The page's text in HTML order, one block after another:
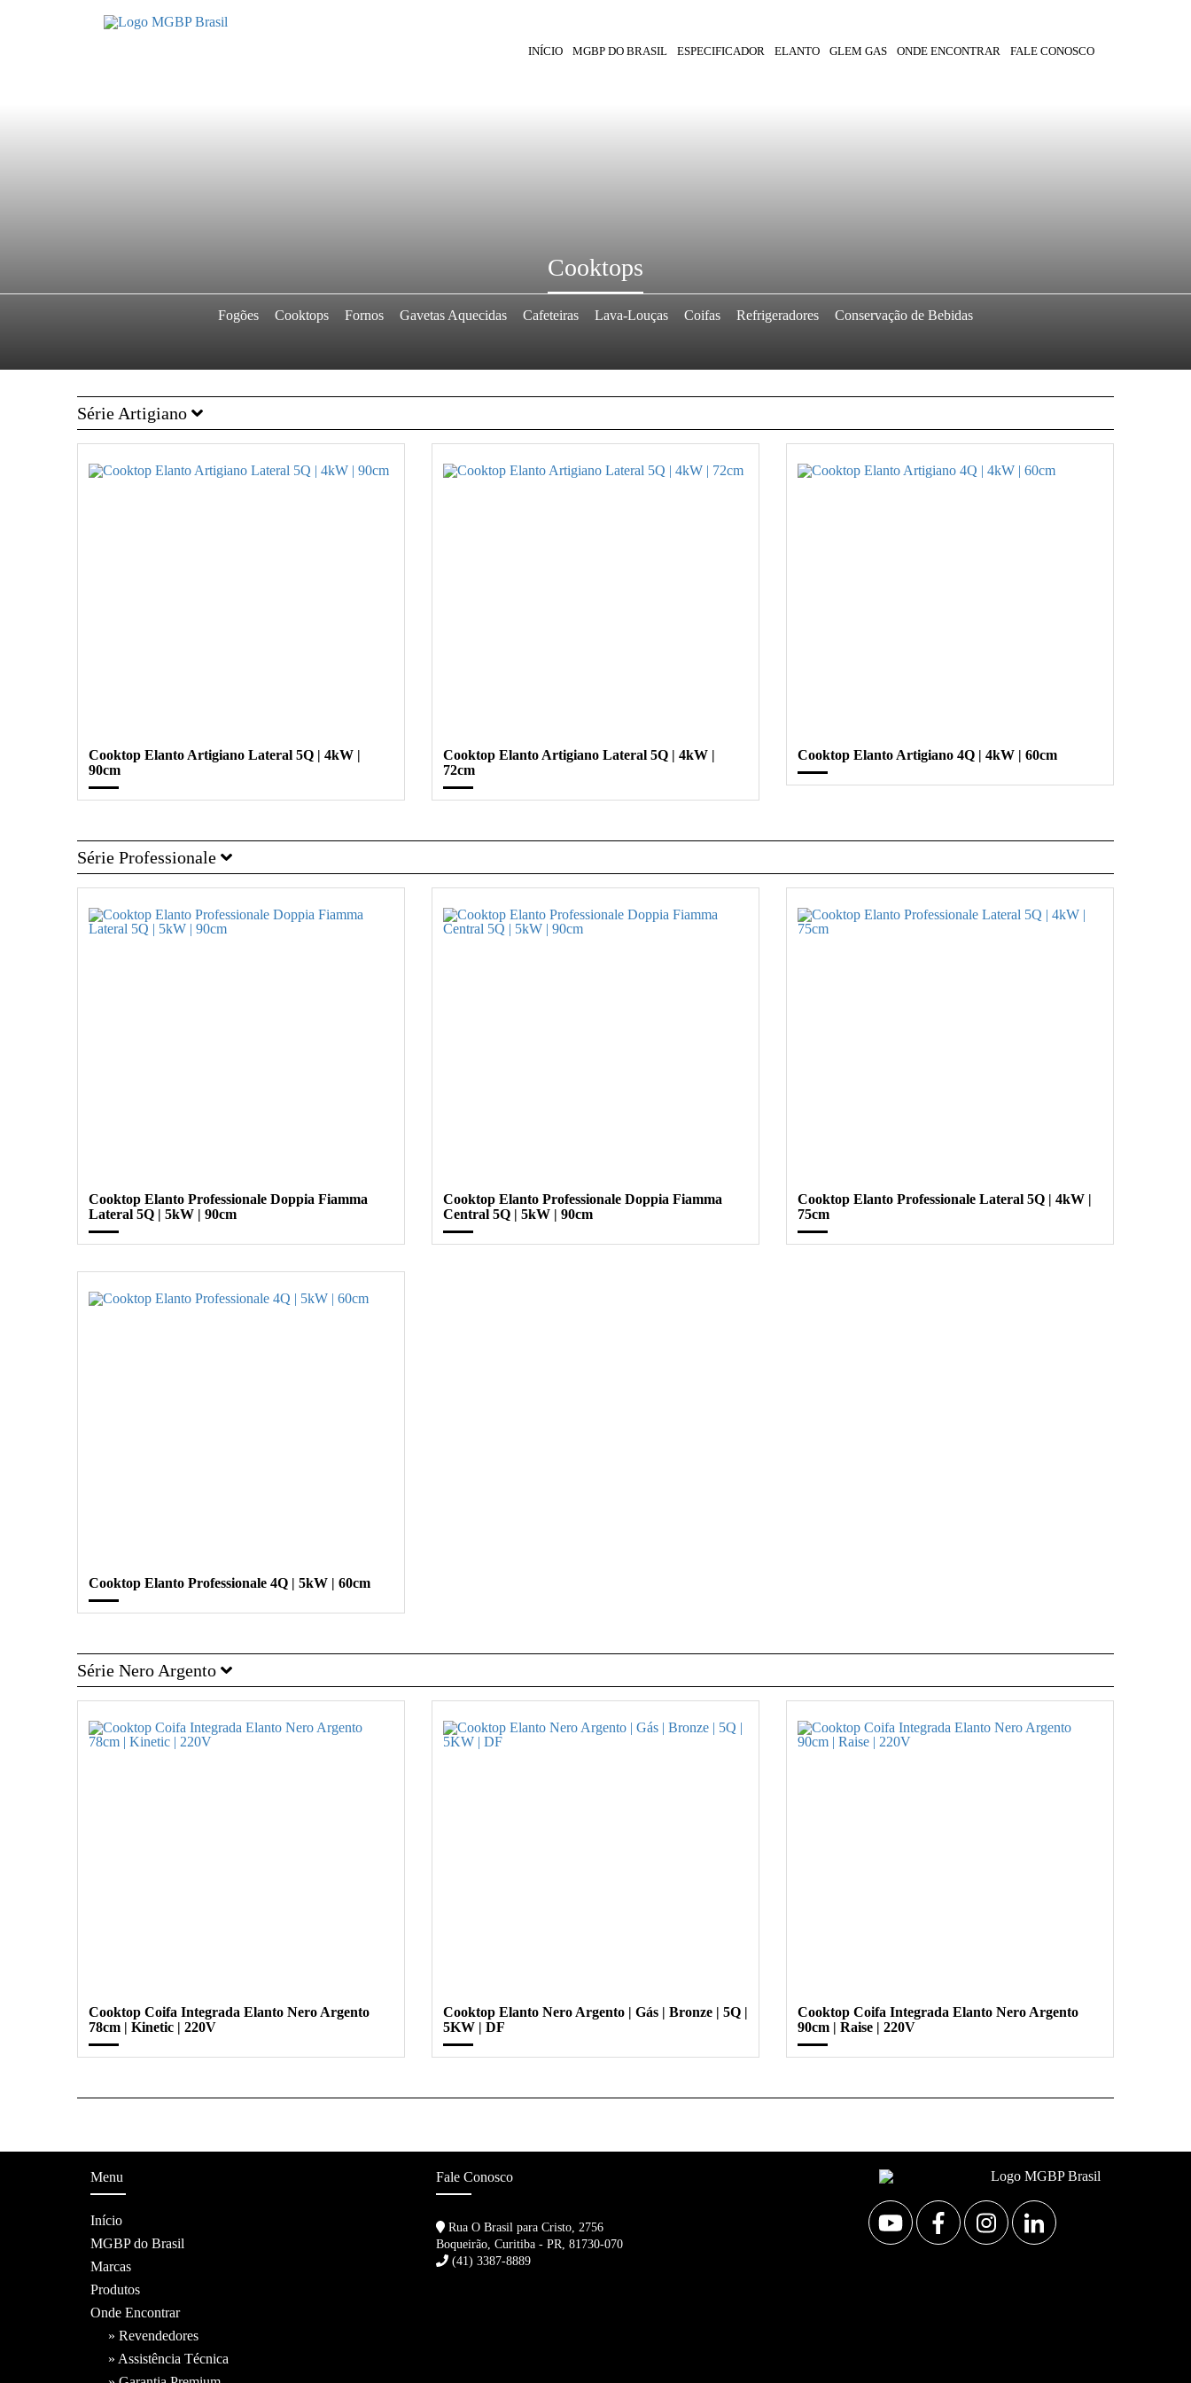
INÍCIO MGBP DO BRASIL ESPECIFICADOR ELANTO GLEM GAS ONDE ENCONTRAR FALE CONOSCO
Cooktops
Fogões Cooktops Fornos Gavetas Aquecidas Cafeteiras Lava-Louças Coifas Refrigeradores Conservação de Bebidas
Série Artigiano
Cooktop Elanto Artigiano Lateral 5Q | 4kW |
90cm
Cooktop Elanto Artigiano Lateral 5Q | 4kW |
72cm
Cooktop Elanto Artigiano 4Q | 4kW | 60cm
Série Professionale
Cooktop Elanto Professionale Doppia Fiamma
Lateral 5Q | 5kW | 90cm
Cooktop Elanto Professionale Doppia Fiamma
Central 5Q | 5kW | 90cm
Cooktop Elanto Professionale Lateral 5Q | 4kW |
75cm
Cooktop Elanto Professionale 4Q | 5kW | 60cm
Série Nero Argento
Cooktop Coifa Integrada Elanto Nero Argento
78cm | Kinetic | 220V
Cooktop Elanto Nero Argento | Gás | Bronze | 5Q |
5KW | DF
Cooktop Coifa Integrada Elanto Nero Argento
90cm | Raise | 220V
Menu
Início
MGBP do Brasil
Marcas
Produtos
Onde Encontrar
» Revendedores
» Assistência Técnica
Fale Conosco
Rua O Brasil para Cristo, 2756
Boqueirão, Curitiba - PR, 81730-070
(41) 3387-8889